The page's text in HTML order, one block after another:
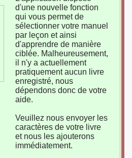
d'une nouvelle fonction
qui vous permet de
sélectionner votre manuel
par leçon et ainsi
d'apprendre de manière
ciblée. Malheureusement,
il n'y a actuellement
pratiquement aucun livre
enregistré, nous
dépendons donc de votre
aide.
Veuillez nous envoyer les
caractères de votre livre
et nous les ajouterons
immédiatement.